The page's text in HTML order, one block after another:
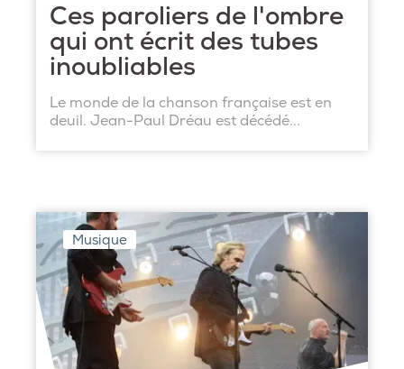
Ces paroliers de l'ombre
qui ont écrit des tubes
inoubliables
Le monde de la chanson française est en
deuil. Jean-Paul Dréau est décédé...
Musique